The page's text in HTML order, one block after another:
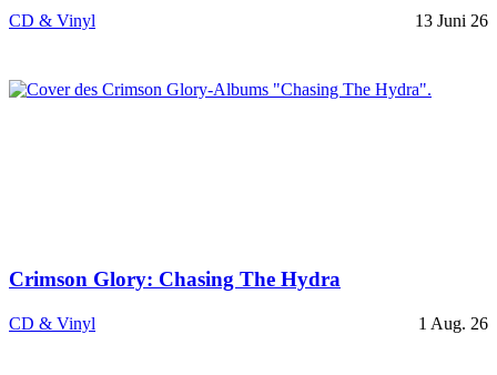
CD & Vinyl 13 Juni 26
Crimson Glory: Chasing The Hydra
CD & Vinyl 1 Aug. 26